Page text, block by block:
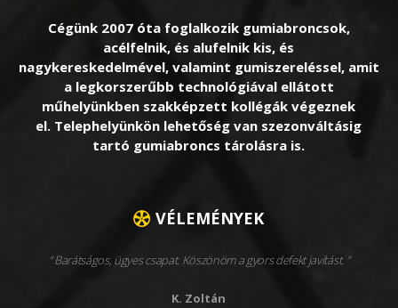
Cégünk 2007 óta foglalkozik gumiabroncsok,
acélfelnik, és alufelnik kis, és
nagykereskedelmével, valamint gumiszereléssel, amit
a legkorszerűbb technológiával ellátott
műhelyünkben szakképzett kollégák végeznek
el. Telephelyünkön lehetőség van szezonváltásig
tartó gumiabroncs tárolásra is.
VÉLEMÉNYEK
Barátságos, ügyes csapat. Köszönöm a gyors defekt javítást.
K. Zoltán